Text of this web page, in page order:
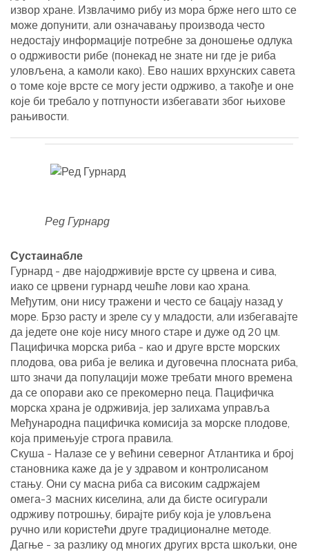
извор хране. Извлачимо рибу из мора брже него што се
може допунити, али означавању производа често
недостају информације потребне за доношење одлука
о одрживости рибе (понекад не знате ни где је риба
уловљена, а камоли како). Ево наших врхунских савета
о томе које врсте се могу јести одрживо, а такође и оне
које би требало у потпуности избегавати због њихове
рањивости.
Ред Гурнард
Сустаинабле
Гурнард - две најодрживије врсте су црвена и сива,
иако се црвени гурнард чешће лови као храна.
Међутим, они нису тражени и често се бацају назад у
море. Брзо расту и зреле су у младости, али избегавајте
да једете оне које нису много старе и дуже од 20 цм.
Пацифичка морска риба - као и друге врсте морских
плодова, ова риба је велика и дуговечна плосната риба,
што значи да популацији може требати много времена
да се опорави ако се прекомерно пеца. Пацифичка
морска храна је одрживија, јер залихама управља
Међународна пацифичка комисија за морске плодове,
која примењује строга правила.
Скуша - Налазе се у већини северног Атлантика и број
становника каже да је у здравом и контролисаном
стању. Они су масна риба са високим садржајем
омега-3 масних киселина, али да бисте осигурали
одрживу потрошњу, бирајте рибу која је уловљена
ручно или користећи друге традиционалне методе.
Дагње - за разлику од многих других врста шкољки, оне